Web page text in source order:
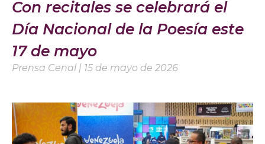
Con recitales se celebrará el
Día Nacional de la Poesía este
17 de mayo
Prensa Cenal 15 de mayo de 2026